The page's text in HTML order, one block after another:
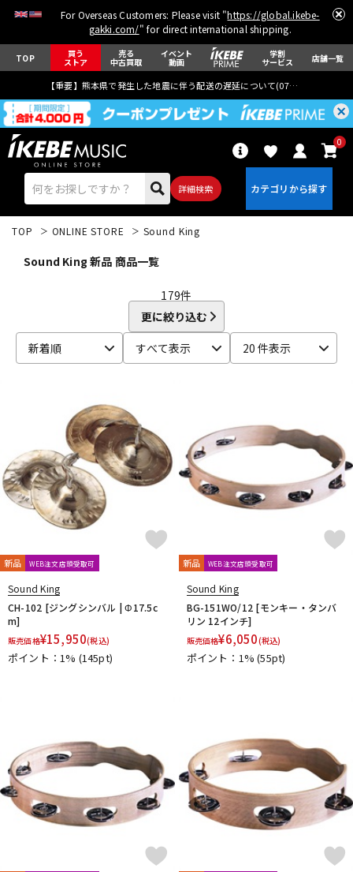
For Overseas Customers: Please visit "https://global.ikebe-
gakki.com/" for direct international shipping.
TOP 買う
ストア
売る
中古買取
イベント
動画
学割
サービス 店舗一覧
【重要】熊本県で発生した地震に伴う配送の遅延について(07月29日
詳細検索
0
ドラム パーカッション
キーボード 電子ピアノ
アンプ エフェクター
DJ機器 DTM
配信/ライブ機器 楽器アクセサリ
中古 ヴィンテージ
TOP ONLINE STORE Sound King
Sound King 新品 商品一覧
179件
更に絞り込む
新着順
すべて表示 20 件表示
新品 WEB注文店頭受取可
Sound King
CH-102 [ジングシンバル | Φ17.5c
m]
販売価格¥15,950(税込)
ポイント：1% (145pt)
新品 WEB注文店頭受取可
Sound King
BG-151WO/12 [モンキー・タンバ
リン 12インチ]
販売価格¥6,050(税込)
ポイント：1%(55pt)